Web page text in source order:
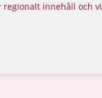
innehåll och